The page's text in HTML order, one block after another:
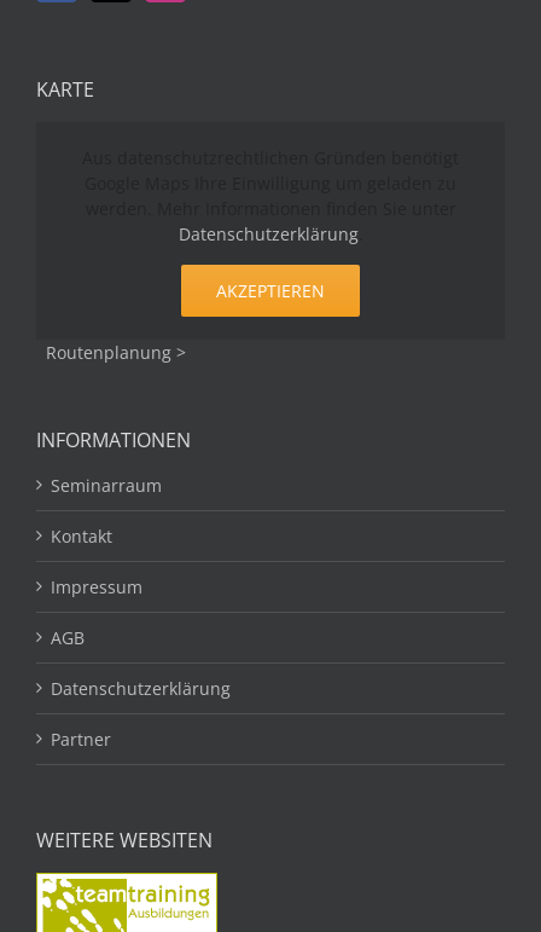
KARTE
Datenschutzerklärung.
AKZEPTIEREN
Routenplanung >
INFORMATIONEN
Seminarraum
Kontakt
Impressum
AGB
Datenschutzerklärung
Partner
WEITERE WEBSITEN